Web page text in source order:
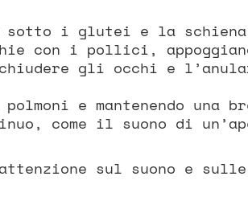
sotto i glutei e la
con i pollici,
gli occhi e
e mantenendo una
come il suono di
sul suono e